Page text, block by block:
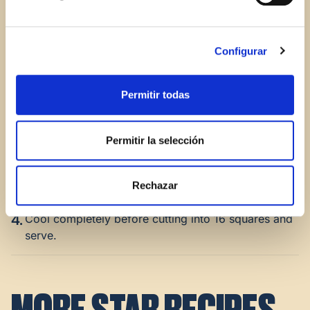
Configurar
Permitir todas
Permitir la selección
Rechazar
brown sugar with a wooden spoon until mixed well.
Add the egg and vanilla and mix to combine. Stir in
ingredients are incorporated. Mix in the chocolate
chips and toffee chips (reserving 1 Tbsp. of each.)
3.Spread the dough into the prepared baking dish and
chocolate chips and toffee chips evenly over the
top. Bake in a 350 degree oven for 22-25 minutes,
until the top is golden brown.
4.Cool completely before cutting into 16 squares and
serve.